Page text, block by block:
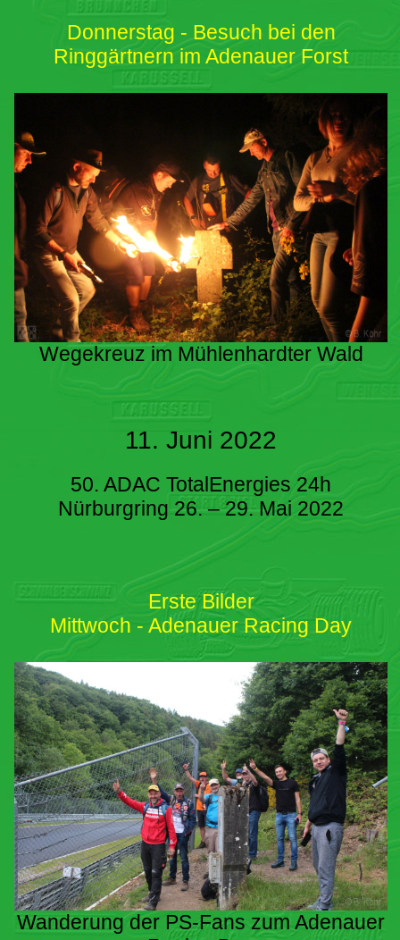
Donnerstag - Besuch bei den
Ringgärtnern im Adenauer Forst
Wegekreuz im Mühlenhardter Wald
11. Juni 2022
50. ADAC TotalEnergies 24h
Nürburgring 26. – 29. Mai 2022
Erste Bilder
Mittwoch - Adenauer Racing Day
Wanderung der PS-Fans zum Adenauer